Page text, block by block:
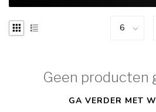
Geen producten
GA VERDER MET